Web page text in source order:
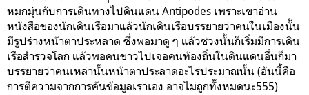
หมกมุ่นกับการเดินทางไปดินแดน Antipodes เพราะเขาอ่าน
หนังสือของนักเดินเรือมาแล้วนักเดินเรือบรรยายว่าคนในเมืองนั้น
มีรูปร่างหน้าตาประหลาด ซึ่งพอมาดู ๆ แล้วช่วงนั้นก็เริ่มมีการเดิน
เรือสำรวจโลก แล้วพอคนขาวไปเจอคนท้องถิ่นในดินแดนอื่นก็มา
บรรยายว่าคนเหล่านั้นหน้าตาประลาดอะไรประมาณนั้น (อันนี้คือ
การตีความจากการค้นข้อมูลเราเอง อาจไม่ถูกทั้งหมดนะ555)